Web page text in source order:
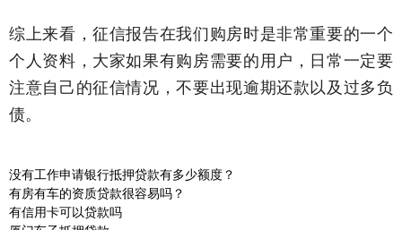
综上来看，征信报告在我们购房时是非常重要的一个
个人资料，大家如果有购房需要的用户，日常一定要
注意自己的征信情况，不要出现逾期还款以及过多负
债。
没有工作申请银行抵押贷款有多少额度？
有房有车的资质贷款很容易吗？
有信用卡可以贷款吗